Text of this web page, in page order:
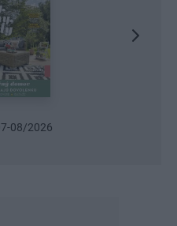
Urob si sám 6/2026